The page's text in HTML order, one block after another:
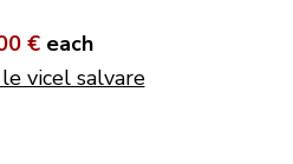
€ each
vicel salvare